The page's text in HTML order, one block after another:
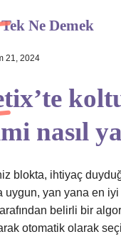
Ne Demek
21, 2024
nasıl
blokta, ihtiyaç
uygun, yan yana en
belirli bir
otomatik olarak